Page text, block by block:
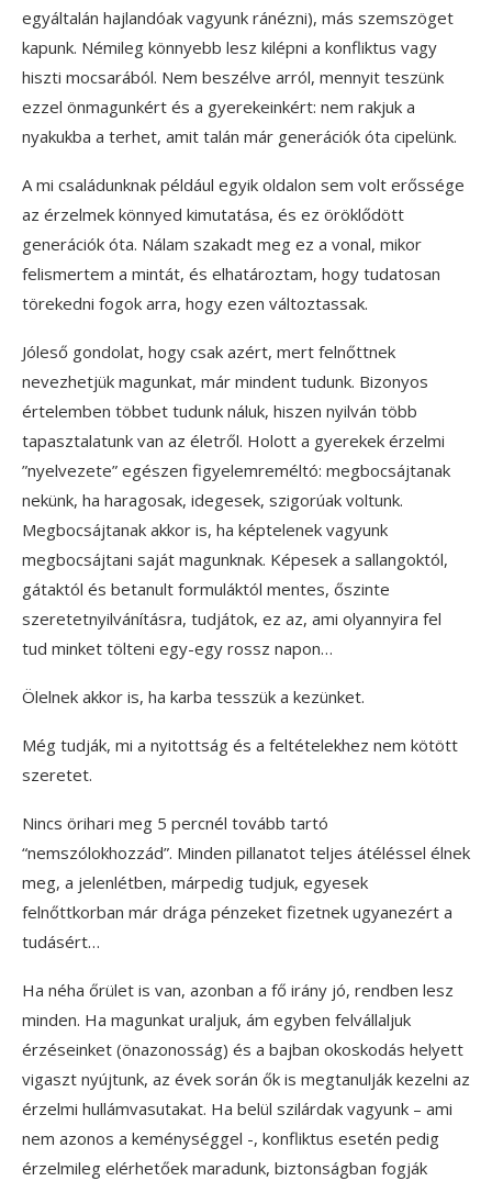
egyáltalán hajlandóak vagyunk ránézni), más szemszöget
kapunk. Némileg könnyebb lesz kilépni a konfliktus vagy
hiszti mocsarából. Nem beszélve arról, mennyit teszünk
ezzel önmagunkért és a gyerekeinkért: nem rakjuk a
nyakukba a terhet, amit talán már generációk óta cipelünk.
A mi családunknak például egyik oldalon sem volt erőssége
az érzelmek könnyed kimutatása, és ez öröklődött
generációk óta. Nálam szakadt meg ez a vonal, mikor
felismertem a mintát, és elhatároztam, hogy tudatosan
törekedni fogok arra, hogy ezen változtassak.
Jóleső gondolat, hogy csak azért, mert felnőttnek
nevezhetjük magunkat, már mindent tudunk. Bizonyos
értelemben többet tudunk náluk, hiszen nyilván több
tapasztalatunk van az életről. Holott a gyerekek érzelmi
”nyelvezete” egészen figyelemreméltó: megbocsájtanak
nekünk, ha haragosak, idegesek, szigorúak voltunk.
Megbocsájtanak akkor is, ha képtelenek vagyunk
megbocsájtani saját magunknak. Képesek a sallangoktól,
gátaktól és betanult formuláktól mentes, őszinte
szeretetnyilvánításra, tudjátok, ez az, ami olyannyira fel
tud minket tölteni egy-egy rossz napon…
Ölelnek akkor is, ha karba tesszük a kezünket.
Még tudják, mi a nyitottság és a feltételekhez nem kötött
szeretet.
Nincs örihari meg 5 percnél tovább tartó
“nemszólokhozzád”. Minden pillanatot teljes átéléssel élnek
meg, a jelenlétben, márpedig tudjuk, egyesek
felnőttkorban már drága pénzeket fizetnek ugyanezért a
tudásért…
Ha néha őrület is van, azonban a fő irány jó, rendben lesz
minden. Ha magunkat uraljuk, ám egyben felvállaljuk
érzéseinket (önazonosság) és a bajban okoskodás helyett
vigaszt nyújtunk, az évek során ők is megtanulják kezelni az
érzelmi hullámvasutakat. Ha belül szilárdak vagyunk – ami
nem azonos a keménységgel -, konfliktus esetén pedig
érzelmileg elérhetőek maradunk, biztonságban fogják